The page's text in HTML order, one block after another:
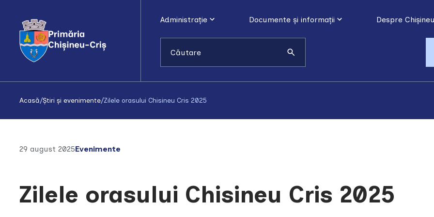
Administrație Documente și informații Despre
Acasă/Știri și evenimente/Zilele orasului Chisineu Cris 2025
29 august 2025Evenimente
Zilele orasului Chisineu Cris 2025